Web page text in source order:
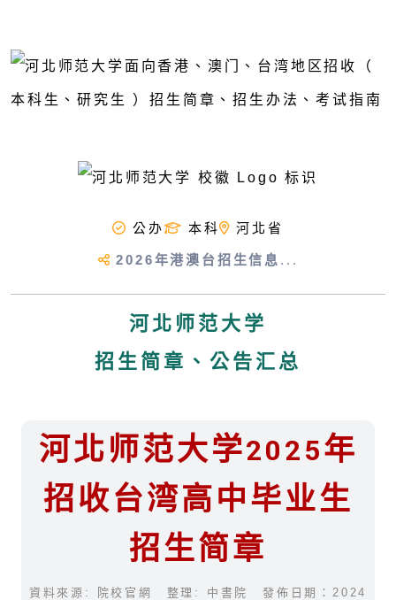
公办 本科 河北省
2026年港澳台招生信息 ...
河北师范大学
招生简章、公告汇总
河北师范大学2025年
招收台湾高中毕业生
招生简章
資料來源: 院校官網 整理: 中書院 發佈日期：2024